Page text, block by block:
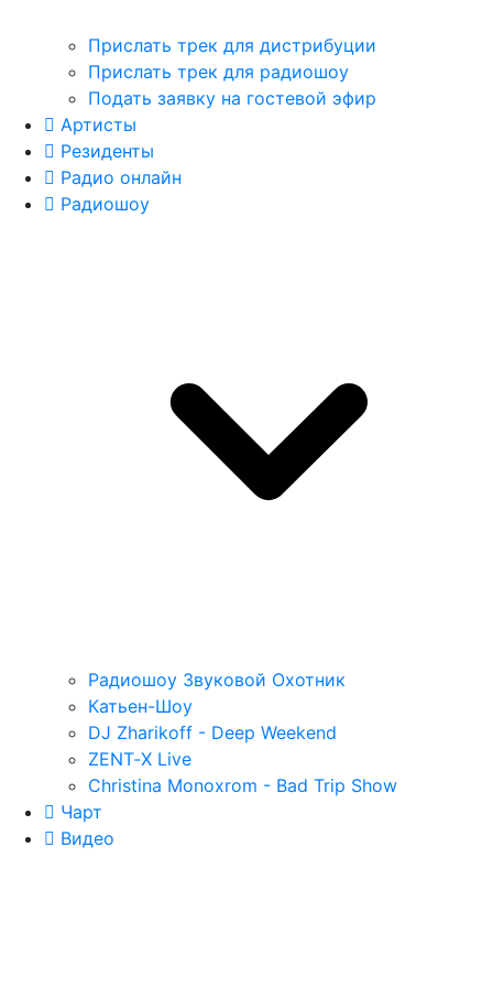
Прислать трек для дистрибуции
Прислать трек для радиошоу
Подать заявку на гостевой эфир
Артисты
Резиденты
Радио онлайн
Радиошоу
Радиошоу Звуковой Охотник
Катьен-Шоу
DJ Zharikoff - Deep Weekend
ZENT‑X Live
Christina Monoxrom - Bad Trip Show
Чарт
Видео